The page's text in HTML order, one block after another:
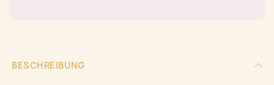
BESCHREIBUNG